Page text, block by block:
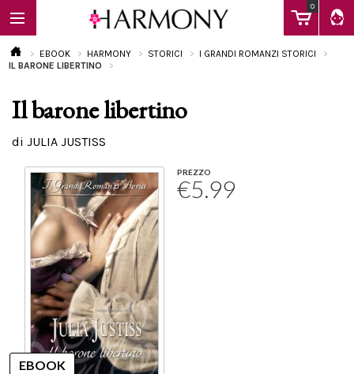
0
EBOOK
Calendario
EBOOK HARMONY STORICI
I GRANDI ROMANZI STORICI
IL BARONE LIBERTINO
Il barone libertino
di JULIA JUSTISS
PREZZO
€5.99